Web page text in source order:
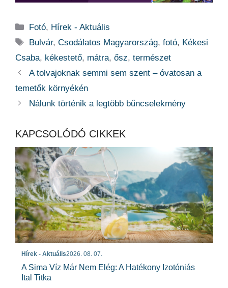
Kategória
Fotó, Hírek - Aktuális
Címkék
Bulvár,Csodálatos Magyarország,fotó, Kékesi
Csaba, kékestető, mátra, ősz, természet
A tolvajoknak semmi sem szent – óvatosan a
temetők környékén
Nálunk történik a legtöbb bűncselekmény
KAPCSOLÓDÓ CIKKEK
Hírek - Aktuális2026. 08. 07.
A Sima Víz Már Nem Elég: A Hatékony Izotóniás
Ital Titka